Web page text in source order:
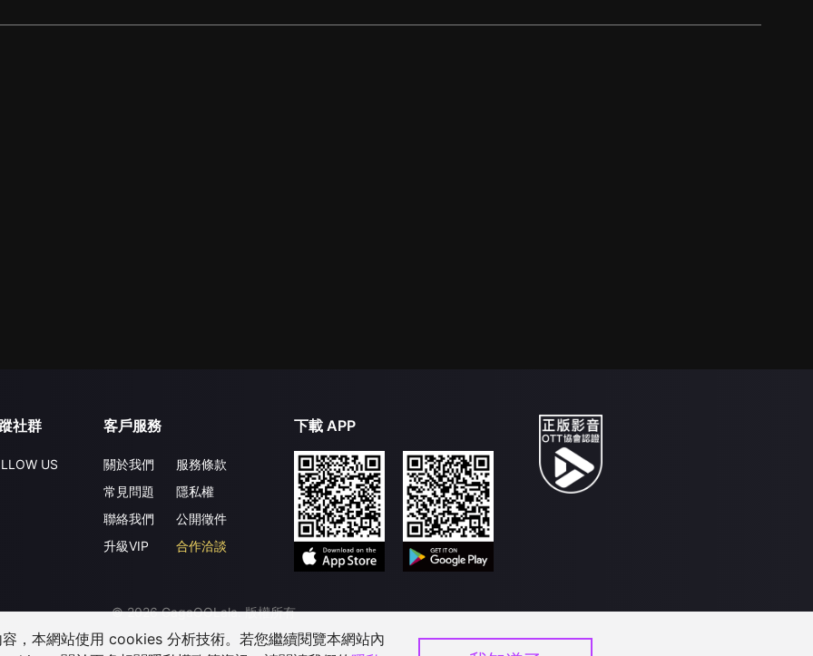
社群
US
客戶服務
關於我們
常見問題
聯絡我們
升級VIP
服務條款
隱私權
公開徵件
合作洽談
下載 APP
©2026 GagaOOLala.版權所有
，本網站使用 cookies 分析技術。若您繼續閱覽本網站內